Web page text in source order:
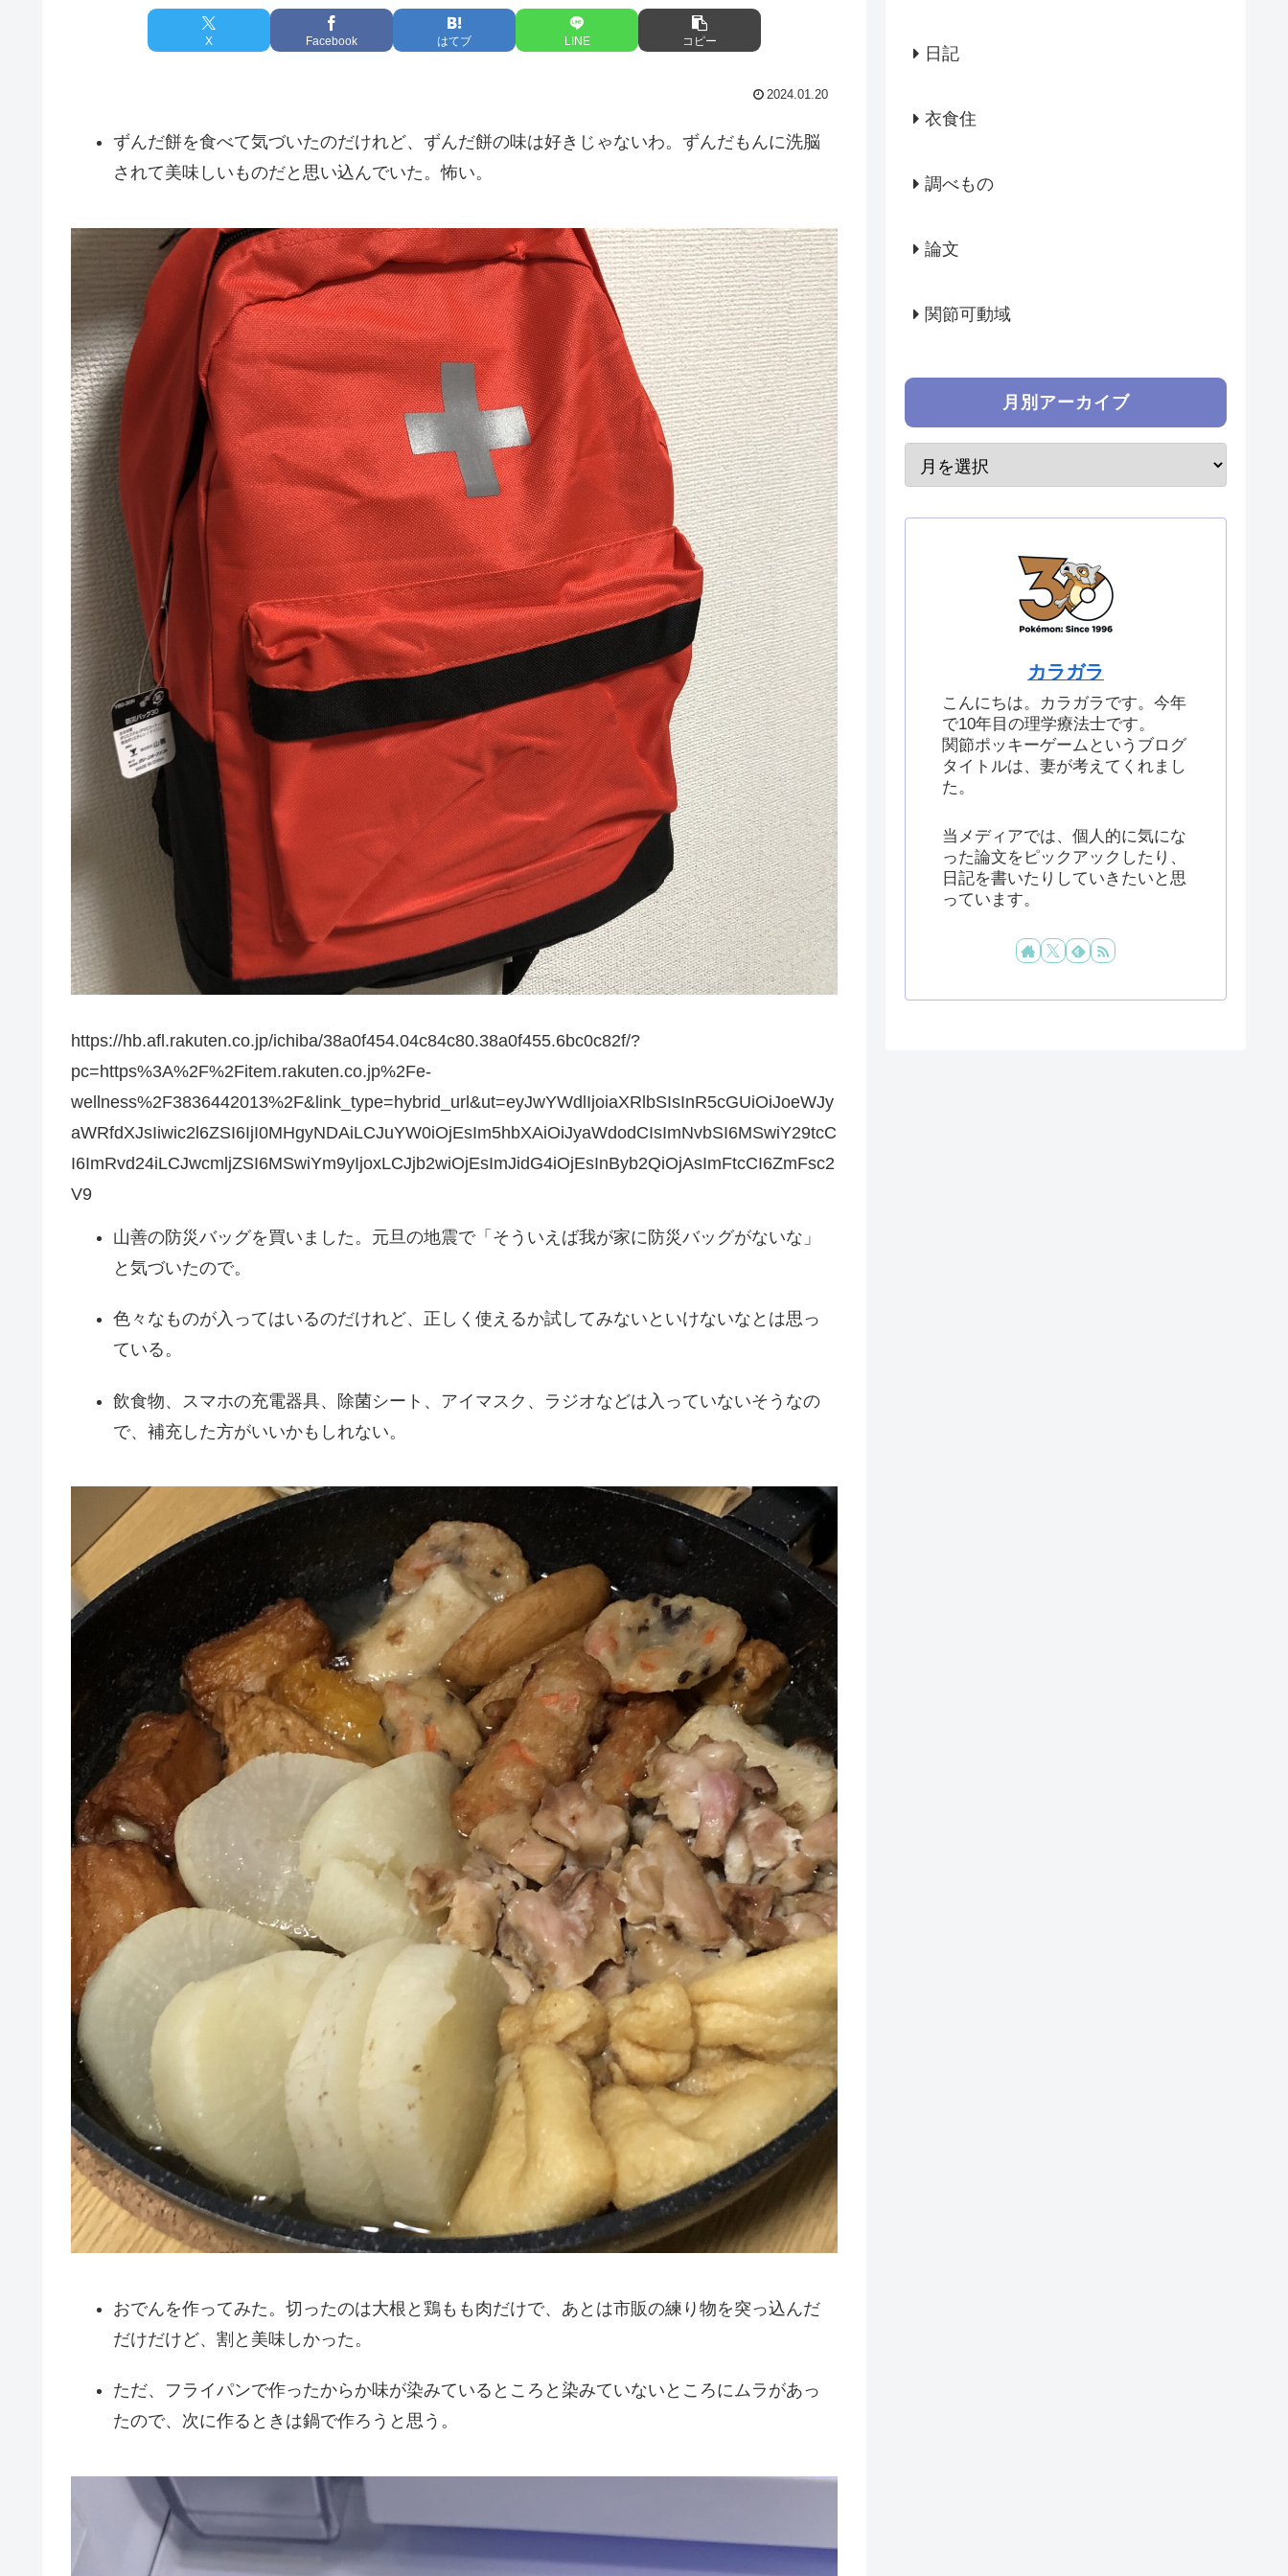
X Facebook はてブ LINE コピー
2024.01.20
ずんだ餅を食べて気づいたのだけれど、ずんだ餅の味は好きじゃないわ。ずんだもんに洗脳
されて美味しいものだと思い込んでいた。怖い。
https://hb.afl.rakuten.co.jp/ichiba/38a0f454.04c84c80.38a0f455.6bc0c82f/?
pc=https%3A%2F%2Fitem.rakuten.co.jp%2Fe-
wellness%2F3836442013%2F&link_type=hybrid_url&ut=eyJwYWdlIjoiaXRlbSIsInR5cGUiOiJoeWJy
aWRfdXJsIiwic2l6ZSI6IjI0MHgyNDAiLCJuYW0iOjEsIm5hbXAiOiJyaWdodCIsImNvbSI6MSwiY29tcC
I6ImRvd24iLCJwcmljZSI6MSwiYm9yIjoxLCJjb2wiOjEsImJidG4iOjEsInByb2QiOjAsImFtcCI6ZmFsc2
V9
山善の防災バッグを買いました。元旦の地震で「そういえば我が家に防災バッグがないな」
と気づいたので。
色々なものが入ってはいるのだけれど、正しく使えるか試してみないといけないなとは思っ
ている。
飲食物、スマホの充電器具、除菌シート、アイマスク、ラジオなどは入っていないそうなの
で、補充した方がいいかもしれない。
おでんを作ってみた。切ったのは大根と鶏もも肉だけで、あとは市販の練り物を突っ込んだ
だけだけど、割と美味しかった。
ただ、フライパンで作ったからか味が染みているところと染みていないところにムラがあっ
たので、次に作るときは鍋で作ろうと思う。
日記
衣食住
調べもの
論文
関節可動域
月別アーカイブ
カラガラ
こんにちは。カラガラです。今年
で10年目の理学療法士です。
関節ポッキーゲームというブログ
タイトルは、妻が考えてくれまし
た。
当メディアでは、個人的に気にな
った論文をピックアックしたり、
日記を書いたりしていきたいと思
っています。